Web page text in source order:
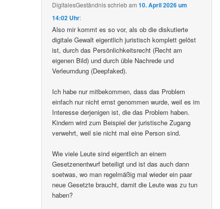
DigitalesGeständnisschriebam10. April 2026 um
14:02 Uhr:
Also mir kommt es so vor, als ob die diskutierte
digitale Gewalt eigentlich juristisch komplett gelöst
ist, durch das Persönlichkeitsrecht (Recht am
eigenen Bild) und durch üble Nachrede und
Verleumdung (Deepfaked).
Ich habe nur mitbekommen, dass das Problem
einfach nur nicht ernst genommen wurde, weil es im
Interesse derjenigen ist, die das Problem haben.
Kindern wird zum Beispiel der juristische Zugang
verwehrt, weil sie nicht mal eine Person sind.
Wie viele Leute sind eigentlich an einem
Gesetzenentwurf beteiligt und ist das auch dann
soetwas, wo man regelmäßig mal wieder ein paar
neue Gesetzte braucht, damit die Leute was zu tun
haben?